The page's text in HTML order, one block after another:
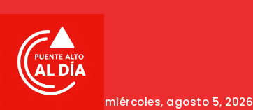
miércoles, agosto 5, 2026